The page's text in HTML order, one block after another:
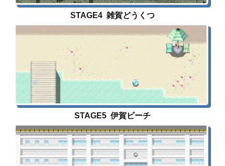
STAGE4 雑賀どうくつ
STAGE5 伊賀ビーチ